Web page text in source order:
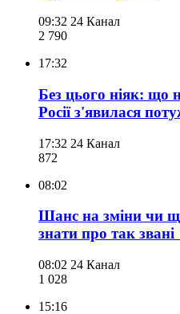
09:32 24 Канал
2 790
17:32
Без цього ніяк: що
Росії з'явилася
17:32 24 Канал
872
08:02
Шанс на зміни чи
знати про так
08:02 24 Канал
1 028
15:16